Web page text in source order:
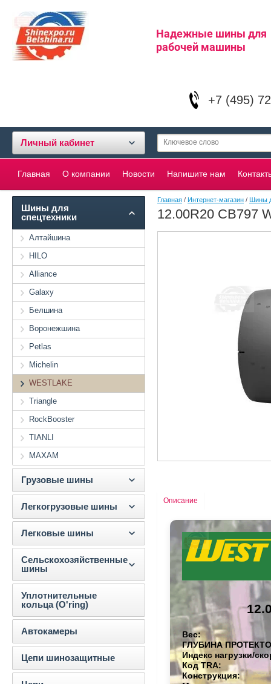
Надежные шины для
рабочей машины
+7 (495)
Личный кабинет
Главная О компании Новости Напишите нам
Шины для
спецтехники
Алтайшина
HILO
Alliance
Galaxy
Белшина
Воронежшина
Petlas
Michelin
WESTLAKE
Triangle
RockBooster
TIANLI
MAXAM
Грузовые шины
Легкогрузовые шины
Легковые шины
Сельскохозяйственные
шины
Уплотнительные
кольца (O'ring)
Автокамеры
Цепи шинозащитные
Главная / Интернет-магазин / Шины
12.00R20 CB797
Описание
Вес:
ГЛУБИНА
Индекс нагрузки/
Код TRA:
Конструкция: